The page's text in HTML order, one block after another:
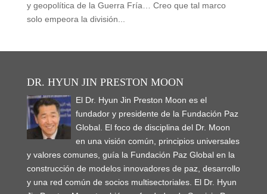
y geopolítica de la Guerra Fría… Creo que tal marco
solo empeora la división...
DR. HYUN JIN PRESTON MOON
El Dr. Hyun Jin Preston Moon es el
fundador y presidente de la Fundación Paz
Global. El foco de disciplina del Dr. Moon
en una visión común, principios universales
y valores comunes, guía la Fundación Paz Global en la
construcción de modelos innovadores de paz, desarrollo
y una red común de socios multisectoriales. El Dr. Hyun